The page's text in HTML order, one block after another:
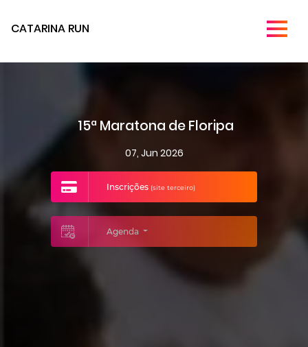
CATARINA RUN
15ª Maratona de Floripa
07, Jun 2026
Inscrições (site terceiro)
Agenda